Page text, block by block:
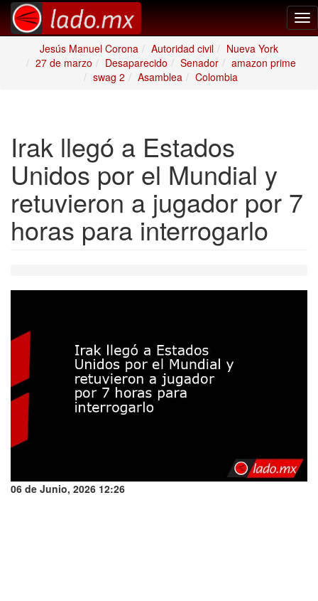
Jesús Manuel Corona
Autoridad civil
Nueva York
27 de marzo
Desaparecido Senador
amazon prime
swag 2
Asamblea Colombia
Irak llegó a Estados
Unidos por el Mundial y
retuvieron a jugador por 7
horas para interrogarlo
06 de Junio, 2026 12:26